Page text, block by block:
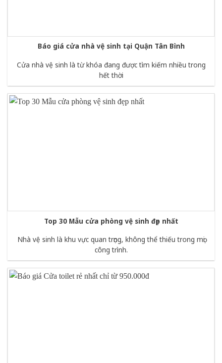
Báo giá cửa nhà vệ sinh tại Quận Tân Bình
Cửa nhà vệ sinh là từ khóa đang được tìm kiếm nhiều trong
hết thời
Top 30 Mẫu cửa phòng vệ sinh đẹp nhất
Nhà vệ sinh là khu vực quan trọng, không thể thiếu trong mọi
công trình.